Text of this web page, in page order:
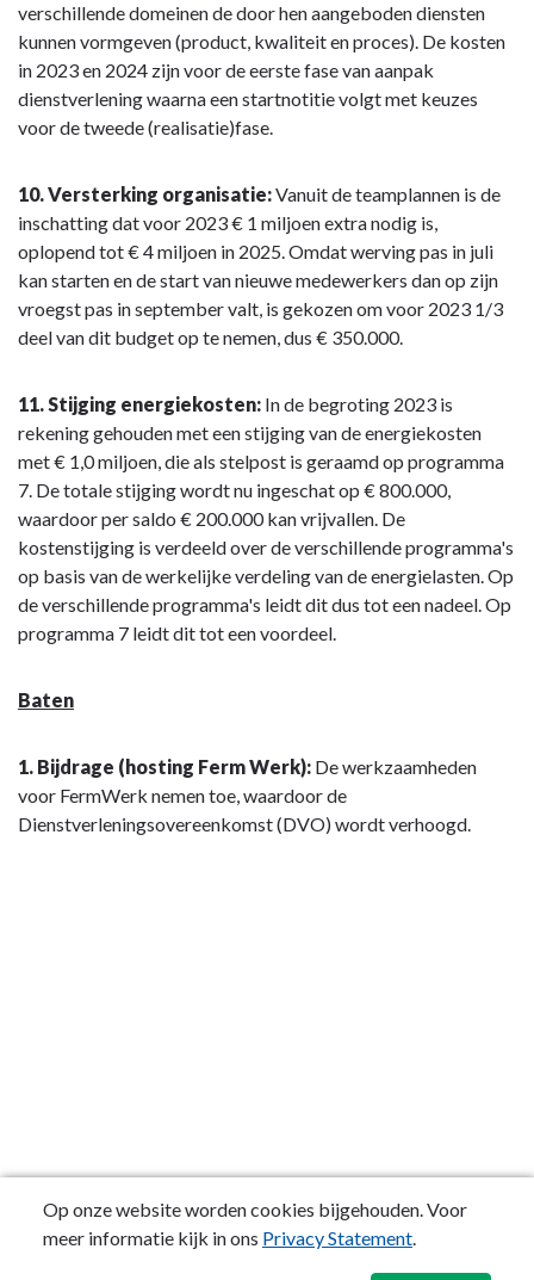
verschillende domeinen de door hen aangeboden diensten
kunnen vormgeven (product, kwaliteit en proces). De kosten
in 2023 en 2024 zijn voor de eerste fase van aanpak
dienstverlening waarna een startnotitie volgt met keuzes
voor de tweede (realisatie)fase.
10. Versterking organisatie:Vanuit de teamplannen is de
inschatting dat voor 2023 € 1 miljoen extra nodig is,
oplopend tot € 4 miljoen in 2025. Omdat werving pas in juli
kan starten en de start van nieuwe medewerkers dan op zijn
vroegst pas in september valt, is gekozen om voor 2023 1/3
deel van dit budget op te nemen, dus € 350.000.
11. Stijging energiekosten: In de begroting 2023 is
rekening gehouden met een stijging van de energiekosten
met € 1,0 miljoen, die als stelpost is geraamd op programma
7. De totale stijging wordt nu ingeschat op € 800.000,
waardoor per saldo € 200.000 kan vrijvallen. De
kostenstijging is verdeeld over de verschillende programma's
op basis van de werkelijke verdeling van de energielasten. Op
de verschillende programma's leidt dit dus tot een nadeel. Op
programma 7 leidt dit tot een voordeel.
Baten
1. Bijdrage (hosting Ferm Werk): De werkzaamheden
voor FermWerk nemen toe, waardoor de
Dienstverleningsovereenkomst (DVO) wordt verhoogd.
Op onze website worden cookies bijgehouden. Voor
meer informatie kijk in ons Privacy Statement.